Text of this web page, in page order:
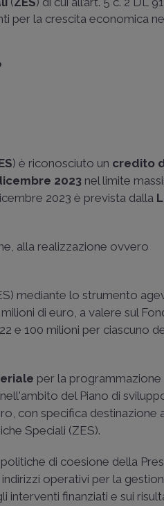
per la crescita economica
) è riconosciuto un credito
2023 nel limite
2023 è prevista dalla
alla realizzazione ovvero
mediante lo strumento
di euro, a valere sul
e 100 milioni per ciascuno
per la programmazione
del Piano di
con specifica destinazione
Speciali (ZES).
di coesione della
operativi per la
interventi finanziati e sui